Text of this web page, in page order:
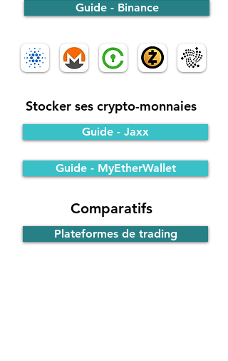
Guide - Binance
Stocker ses crypto-monnaies
Comparatifs
Plateformes de trading
Guide - MyEtherWallet
Guide - Jaxx